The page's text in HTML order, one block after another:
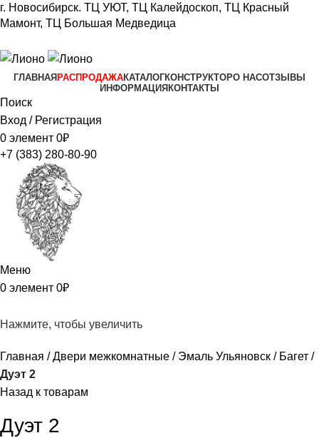
г. Новосибирск. ТЦ УЮТ, ТЦ Калейдоскоп, ТЦ Красный
Мамонт, ТЦ Большая Медведица​
ГЛАВНАЯ РАСПРОДАЖАКАТАЛОГКОНСТРУКТОРО НАСОТЗЫВЫ
ИНФОРМАЦИЯ КОНТАКТЫ
Поиск
Вход / Регистрация
0 элемент 0₽
+7 (383) 280-80-90
Меню
0 элемент 0₽
Нажмите, чтобы увеличить
Главная Двери межкомнатные Эмаль Ульяновск
Багет
Дуэт 2
Назад к товарам
Дуэт 2